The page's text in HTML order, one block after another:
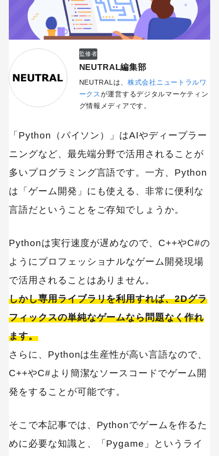
監修者
NEUTRAL編集部
NEUTRALは、 株式会社ニュートラルワ
ークスが運営するデジタルマーケティン
グ情報メディアです。
「Python（パイソン）」はAIやディープラー
ニングなど、最先端分野で活用されることが
多いプログラミング言語です。一方、Python
は「ゲーム開発」にも使える、非常に便利な
言語だということをご存知でしょうか。
Pythonは実行速度が遅めなので、C++やC#の
ようにプロフェッショナルなゲーム開発現場
で活用されることはありません。
しかし専用ライブラリを利用すれば、2Dグラ
フィックスの単純なゲームなら問題なく作れ
ます。
さらに、Pythonは生産性が高い言語なので、
C++やC#より簡潔なソースコードでゲーム開
発をすることが可能です。
そこで本記事では、Pythonでゲームを作るた
めに必要な知識と、「Pygame」というライ